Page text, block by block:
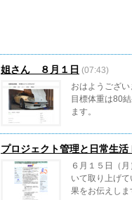
姐さん ８月１日 (07:43)
おはようござ
目標体重は80
ます。
プロジェクト管理と日常生
６月１５日（
いて取り上げ
果をお伝えし